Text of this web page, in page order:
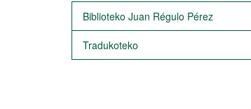
Biblioteko Juan Régulo Pérez
Tradukoteko